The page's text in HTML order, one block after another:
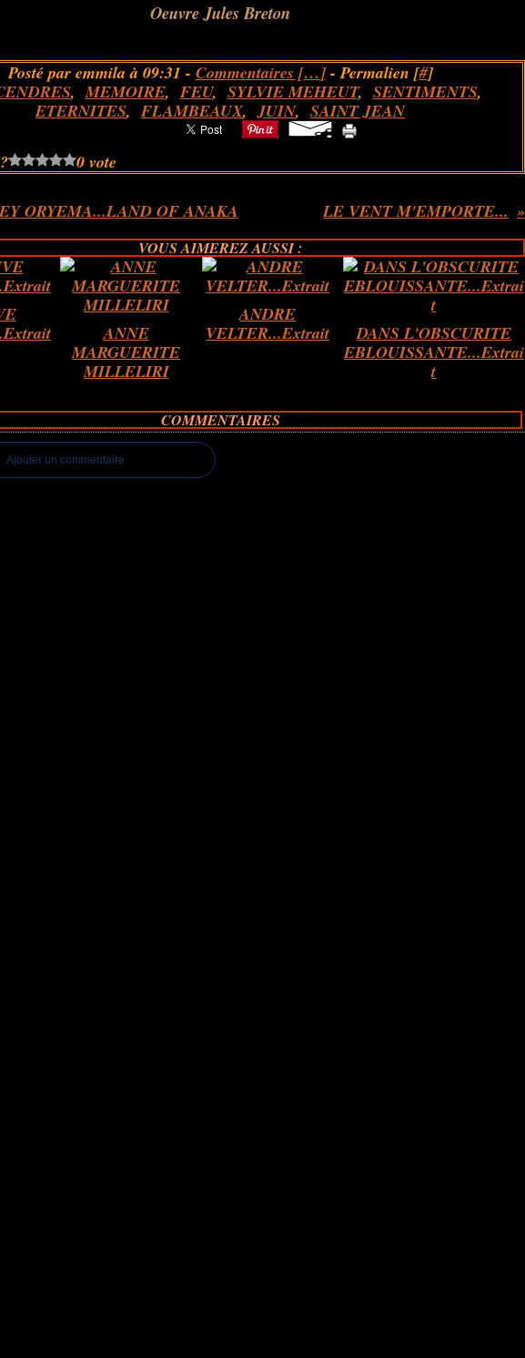
Oeuvre Jules Breton
Posté par emmila à 09:31 - Commentaires […]- Permalien [#]
,MEMOIRE, FEU, SYLVIE MEHEUT, SENTIMENTS,
ETERNITES, FLAMBEAUX,JUIN, SAINT JEAN
0 vote
ORYEMA...LAND OF ANAKA LE VENT M'EMPORTE...
VOUS AIMEREZ AUSSI :
ANNE
MARGUERITE
MILLELIRI
ANDRE
VELTER...Extrait
DANS L'OBSCURITE
EBLOUISSANTE...Extrai
t
COMMENTAIRES
Ajouter un commentaire